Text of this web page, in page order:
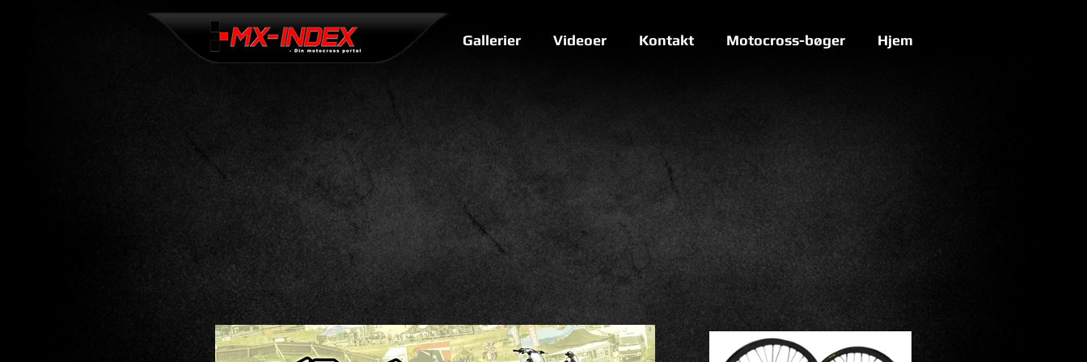
Gallerier Videoer Kontakt Motocross-bøger Hjem